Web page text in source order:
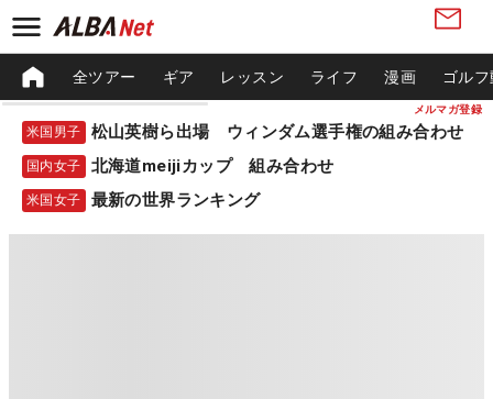
メルマガ登録
全ツアー ギア レッスン ライフ 漫画 ゴル
米国男子 松山英樹ら出場 ウィンダム選手権の組み合わせ
国内女子 北海道meijiカップ 組み合わせ
米国女子 最新の世界ランキング